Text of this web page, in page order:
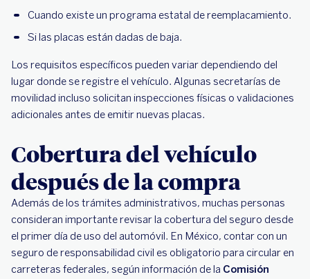
Cuando existe un programa estatal de reemplacamiento.
Si las placas están dadas de baja.
Los requisitos específicos pueden variar dependiendo del
lugar donde se registre el vehículo. Algunas secretarías de
movilidad incluso solicitan inspecciones físicas o validaciones
adicionales antes de emitir nuevas placas.
Cobertura del vehículo
después de la compra
Además de los trámites administrativos, muchas personas
consideran importante revisar la cobertura del seguro desde
el primer día de uso del automóvil. En México, contar con un
seguro de responsabilidad civil es obligatorio para circular en
carreteras federales, según información de la Comisión